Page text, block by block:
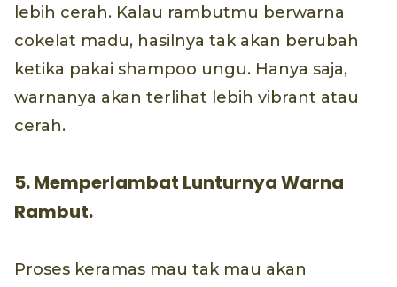
lebih cerah. Kalau rambutmu berwarna
cokelat madu, hasilnya tak akan berubah
ketika pakai shampoo ungu. Hanya saja,
warnanya akan terlihat lebih vibrant atau
cerah.
5. Memperlambat Lunturnya Warna
Rambut.
Proses keramas mau tak mau akan